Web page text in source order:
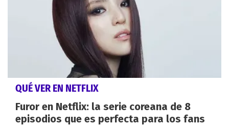
QUÉ VER EN NETFLIX
Furor en Netflix: la serie coreana de 8
episodios que es perfecta para los fans